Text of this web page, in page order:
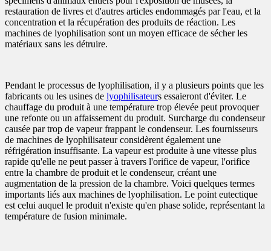
restauration de livres et d'autres articles endommagés par l'eau, et la
concentration et la récupération des produits de réaction. Les
machines de lyophilisation sont un moyen efficace de sécher les
matériaux sans les détruire.
Pendant le processus de lyophilisation, il y a plusieurs points que les
fabricants ou les usines de lyophilisateurs essaieront d'éviter. Le
chauffage du produit à une température trop élevée peut provoquer
une refonte ou un affaissement du produit. Surcharge du condenseur
causée par trop de vapeur frappant le condenseur. Les fournisseurs
de machines de lyophilisateur considèrent également une
réfrigération insuffisante. La vapeur est produite à une vitesse plus
rapide qu'elle ne peut passer à travers l'orifice de vapeur, l'orifice
entre la chambre de produit et le condenseur, créant une
augmentation de la pression de la chambre. Voici quelques termes
importants liés aux machines de lyophilisation. Le point eutectique
est celui auquel le produit n'existe qu'en phase solide, représentant la
température de fusion minimale.